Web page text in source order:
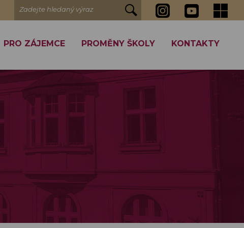
PRO ZÁJEMCE PROMĚNY ŠKOLY KONTAKTY
Zadejte hledaný výraz